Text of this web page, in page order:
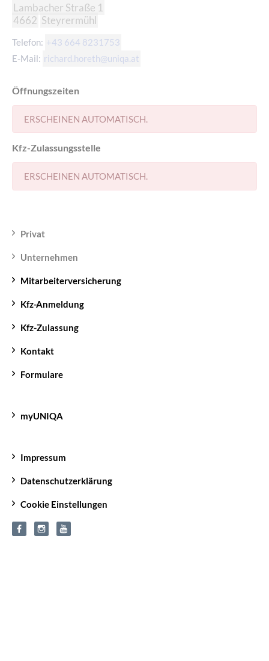
Lambacher Straße 1
4662 Steyrermühl
Telefon: +43 664 8231753
E-Mail: richard.horeth@uniqa.at
Öffnungszeiten
ERSCHEINEN AUTOMATISCH.
Kfz-Zulassungsstelle
ERSCHEINEN AUTOMATISCH.
Privat
Unternehmen
Mitarbeiterversicherung
Kfz-Anmeldung
Kfz-Zulassung
Kontakt
Formulare
myUNIQA
Impressum
Datenschutzerklärung
Cookie Einstellungen